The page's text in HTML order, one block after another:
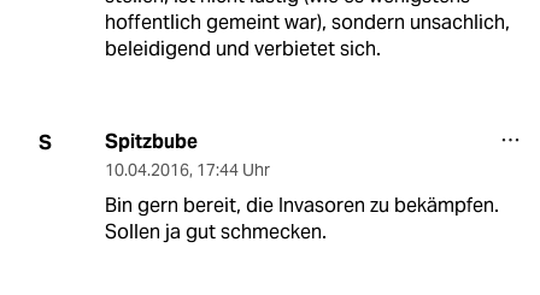
hoffentlich gemeint war), sondern unsachlich,
beleidigend und verbietet sich.
S Spitzbube
10.04.2016, 17:44 Uhr
Bin gern bereit, die Invasoren zu bekämpfen.
Sollen ja gut schmecken.